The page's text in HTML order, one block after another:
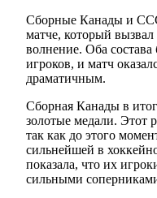
Сборные Канады и
матче, который
волнение. Оба
игроков, и матч
драматичным.
Сборная Канады в
золотые медали. Этот
так как до этого
сильнейшей в
показала, что их
сильными